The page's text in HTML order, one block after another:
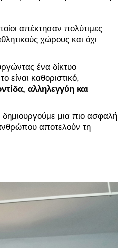
απέκτησαν πολύτιμες
χώρους και όχι
ένα δίκτυο
καθοριστικό,
αλληλεγγύη και
δημιουργούμε μια πιο ασφαλή
αποτελούν τη